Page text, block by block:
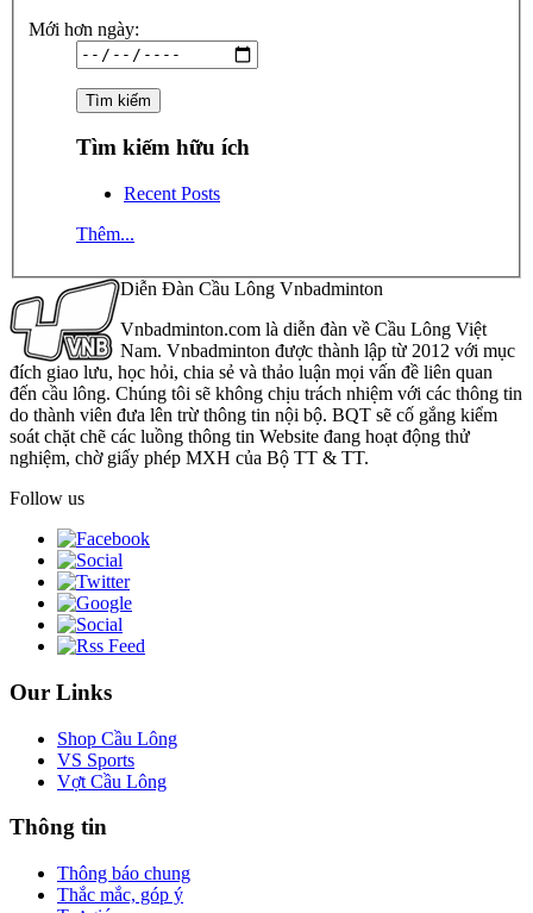
Mới hơn ngày:
Tìm kiếm hữu ích
Recent Posts
Thêm...
Diễn Đàn Cầu Lông Vnbadminton
Vnbadminton.com là diễn đàn về Cầu Lông Việt
Nam. Vnbadminton được thành lập từ 2012 với mục
đích giao lưu, học hỏi, chia sẻ và thảo luận mọi vấn đề liên quan
đến cầu lông. Chúng tôi sẽ không chịu trách nhiệm với các thông tin
do thành viên đưa lên trừ thông tin nội bộ. BQT sẽ cố gắng kiểm
soát chặt chẽ các luồng thông tin Website đang hoạt động thử
nghiệm, chờ giấy phép MXH của Bộ TT & TT.
Follow us
Our Links
Shop Cầu Lông
VS Sports
Vợt Cầu Lông
Thông tin
Thông báo chung
Thắc mắc, góp ý